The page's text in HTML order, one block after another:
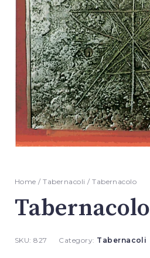
Home /Tabernacoli / Tabernacolo
Tabernacolo
SKU:827 Category: Tabernacoli